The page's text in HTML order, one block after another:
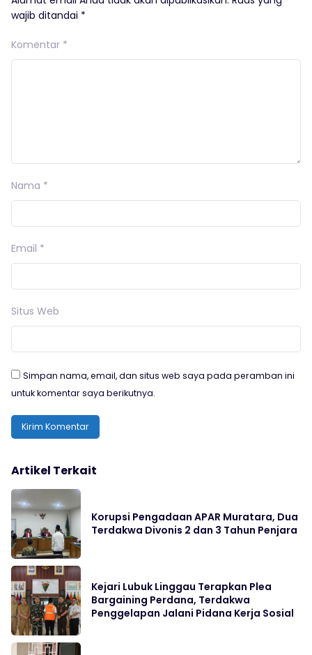
wajib ditandai *
Komentar *
Nama *
Email *
Situs Web
Simpan nama, email, dan situs web saya pada peramban ini
untuk komentar saya berikutnya.
Artikel Terkait
Korupsi Pengadaan APAR Muratara, Dua
Terdakwa Divonis 2 dan 3 Tahun Penjara
Kejari Lubuk Linggau Terapkan Plea
Bargaining Perdana, Terdakwa
Penggelapan Jalani Pidana Kerja Sosial